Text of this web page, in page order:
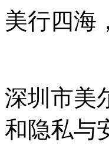
美行四海
深圳市美
和隐私与